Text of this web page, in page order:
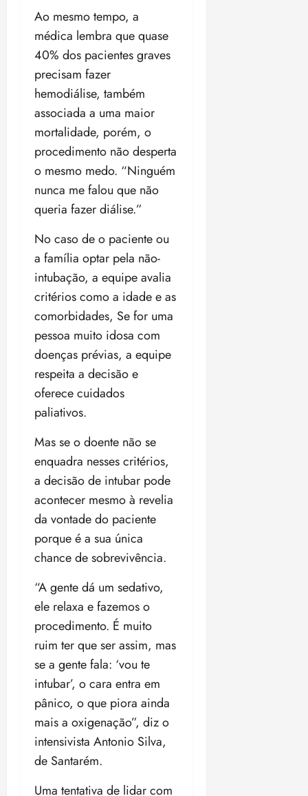
Ao mesmo tempo, a
médica lembra que quase
40% dos pacientes graves
precisam fazer
hemodiálise, também
associada a uma maior
mortalidade, porém, o
procedimento não desperta
o mesmo medo. “Ninguém
nunca me falou que não
queria fazer diálise.”
No caso de o paciente ou
a família optar pela não-
intubação, a equipe avalia
critérios como a idade e as
comorbidades, Se for uma
pessoa muito idosa com
doenças prévias, a equipe
respeita a decisão e
oferece cuidados
paliativos.
Mas se o doente não se
enquadra nesses critérios,
a decisão de intubar pode
acontecer mesmo à revelia
da vontade do paciente
porque é a sua única
chance de sobrevivência.
“A gente dá um sedativo,
ele relaxa e fazemos o
procedimento. É muito
ruim ter que ser assim, mas
se a gente fala: ‘vou te
intubar’, o cara entra em
pânico, o que piora ainda
mais a oxigenação”, diz o
intensivista Antonio Silva,
de Santarém.
Uma tentativa de lidar com